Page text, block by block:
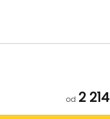
od 2 214